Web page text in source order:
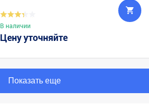
В наличии
Цену уточняйте
Показать еще